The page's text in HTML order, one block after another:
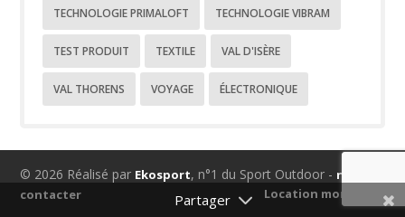
TECHNOLOGIE PRIMALOFT TECHNOLOGIE VIBRAM
TEST PRODUIT TEXTILE VAL D'ISÈRE
VAL THORENS VOYAGE ÉLECTRONIQUE
© 2026 Réalisé par Ekosport, n°1 du Sport Outdoor - nous
contacter
Location montagne